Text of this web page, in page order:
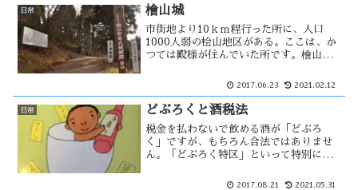
と、花が付いていない・・
日常 檜山城
市街地より10ｋｍ程行った所に、人口
1000人弱の桧山地区がある。ここは、か
つては殿様が住んでいた所です。檜山城
1495年に完了をしたとされている。その
城になった。
2017.06.23 2021.02.12
日常 どぶろくと酒税法
税金を払わないで飲める酒が「どぶろ
く」ですが、もちろん合法ではありませ
ん。「どぶろく特区」といって特別に許
ちらはそれなりの税金を払っているはず
2017.08.21 2021.05.31